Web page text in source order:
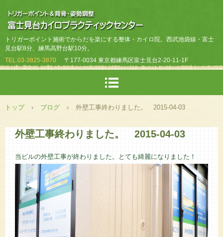
トリガーポイント施術でからだを楽にする整体・カイロ院。西武池袋線・富士
見台駅8分、練馬高野台駅10分。
TEL.03-3825-3870 〒177-0034 東京都練馬区富士見台2-20-11-1F
トップ › ブログ › 外壁工事終わりました。 2015-04-03
外壁工事終わりました。 2015-04-03
当ビルの外壁工事が終わりました。とても綺麗になりました！